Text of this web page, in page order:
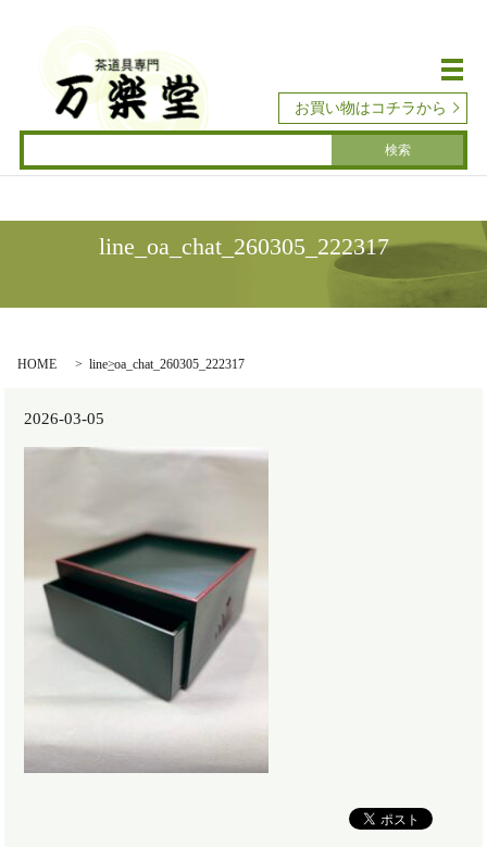
メ
お買い物はコチラから
line_oa_chat_260305_222317
HOME line_oa_chat_260305_222317
2026-03-05